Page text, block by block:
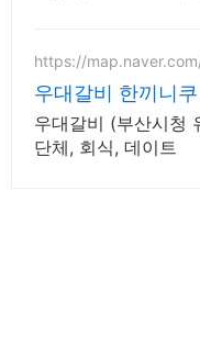
https://
우대갈비 한끼니
우대갈비 (부산시청
단체, 회식, 데이트